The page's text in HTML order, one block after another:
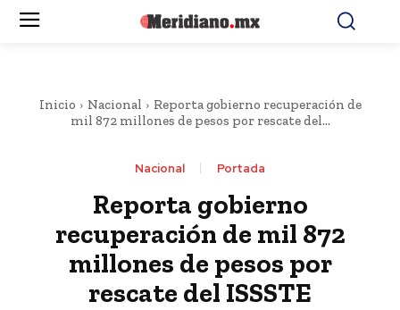
Inicio Nacional
Reporta gobierno recuperación de
mil 872 millones de pesos por rescate del...
Nacional Portada
Reporta gobierno
recuperación de mil 872
millones de pesos por
rescate del ISSSTE